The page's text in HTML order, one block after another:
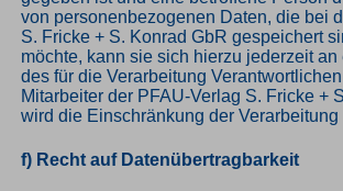
von personenbezogenen Daten, die bei
S. Fricke + S. Konrad GbR gespeichert
möchte, kann sie sich hierzu jederzeit
des für die Verarbeitung
Mitarbeiter der PFAU-Verlag S. Fricke +
wird die Einschränkung der
f) Recht auf Datenübertragbarkeit